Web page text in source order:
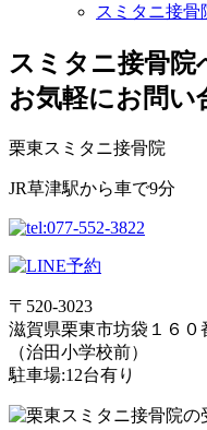
スミタニ接
スミタニ接骨院
お気軽にお問い
栗東スミタニ接骨院
JR草津駅から車で9分
〒520-3023
滋賀県栗東市坊袋１６０
（治田小学校前）
駐車場:12台有り